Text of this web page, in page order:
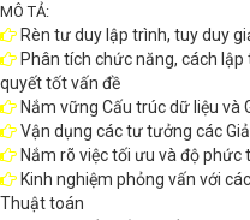
MÔ TẢ:
Rèn tư duy lập trình, tuy duy
Phân tích chức năng, cách
quyết tốt vấn đề
Nắm vững Cấu trúc dữ liệu và
Vận dụng các tư tưởng các
Nắm rõ việc tối ưu và độ
Kinh nghiệm phỏng vấn với
Thuật toán